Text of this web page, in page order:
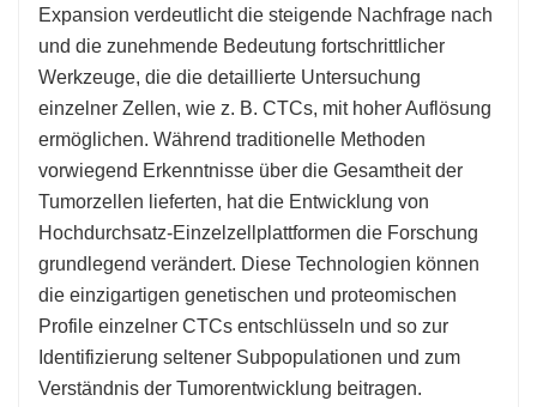
Expansion verdeutlicht die steigende Nachfrage nach
und die zunehmende Bedeutung fortschrittlicher
Werkzeuge, die die detaillierte Untersuchung
einzelner Zellen, wie z. B. CTCs, mit hoher Auflösung
ermöglichen. Während traditionelle Methoden
vorwiegend Erkenntnisse über die Gesamtheit der
Tumorzellen lieferten, hat die Entwicklung von
Hochdurchsatz-Einzelzellplattformen die Forschung
grundlegend verändert. Diese Technologien können
die einzigartigen genetischen und proteomischen
Profile einzelner CTCs entschlüsseln und so zur
Identifizierung seltener Subpopulationen und zum
Verständnis der Tumorentwicklung beitragen.